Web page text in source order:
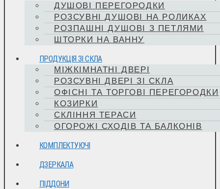
ДУШОВІ ПЕРЕГОРОДКИ
РОЗСУВНІ ДУШОВІ НА РОЛИКАХ
РОЗПАШНІ ДУШОВІ З ПЕТЛЯМИ
ШТОРКИ НА ВАННУ
ПРОДУКЦІЯ ЗІ СКЛА
МІЖКІМНАТНІ ДВЕРІ
РОЗСУВНІ ДВЕРІ ЗІ СКЛА
ОФІСНІ ТА ТОРГОВІ ПЕРЕГОРОДКИ
КОЗИРКИ
СКЛІННЯ ТЕРАСИ
ОГОРОЖІ СХОДІВ ТА БАЛКОНІВ
КОМПЛЕКТУЮЧІ
ДЗЕРКАЛА
ПІДДОНИ